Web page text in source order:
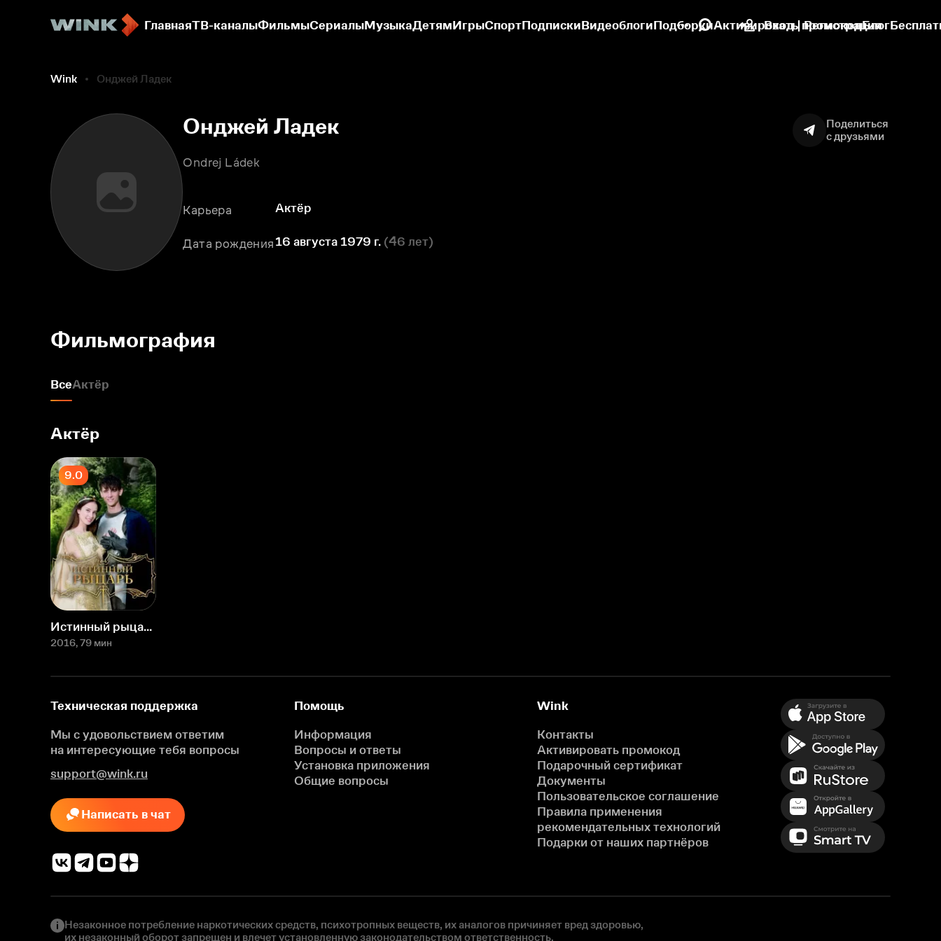
ГлавнаяТВ-каналыФильмыСериалыМузыкаДетямИгрыСпортПодпискиВидеоблогиПодборкиАктивировать промокодБлог
Вход | Регистрация
Wink Онджей Ладек
Онджей Ладек
Ondrej Ládek
Поделиться
с друзьями
Карьера Актёр
Дата рождения 16 августа 1979 г. (46 лет)
Фильмография
ВсеАктёр
Актёр
9.0
Истинный рыцарь
2016, 79 мин
Техническая поддержка
Мы с удовольствием ответим
на интересующие тебя вопросы
support@wink.ru
Написать в чат
Помощь
Информация
Вопросы и ответы
Установка приложения
Общие вопросы
Wink
Контакты
Активировать промокод
Подарочный сертификат
Документы
Пользовательское соглашение
Правила применения
рекомендательных технологий
Подарки от наших партнёров
Незаконное потребление наркотических средств, психотропных веществ, их аналогов причиняет вред здоровью,
их незаконный оборот запрещен и влечет установленную законодательством ответственность.